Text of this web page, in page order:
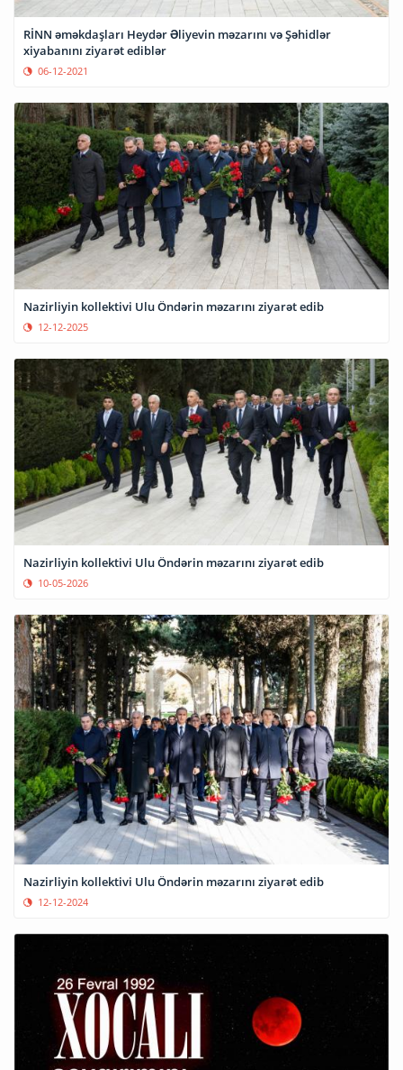
RİNN əməkdaşları Heydər Əliyevin məzarını və Şəhidlər
xiyabanını ziyarət ediblər
06-12-2021
Nazirliyin kollektivi Ulu Öndərin məzarını ziyarət edib
12-12-2025
Nazirliyin kollektivi Ulu Öndərin məzarını ziyarət edib
10-05-2026
Nazirliyin kollektivi Ulu Öndərin məzarını ziyarət edib
12-12-2024